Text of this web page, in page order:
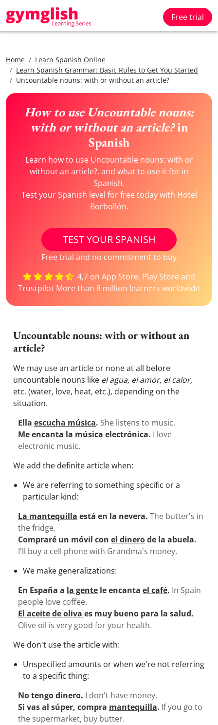
Free trial
Home
Learn Spanish Online
Learn Spanish Grammar: Basic Rules to Get You Started
Uncountable nouns: with or without an article?
How to use Uncountable nouns:
with or without an article?in
Spanish
Learn how to use Uncountable nouns: with or
without an article?, and what to use it for in
Spanish.
Test your Spanish level for free today with Hotel
Borbollón.
TEST YOUR SPANISH
Free trial and no commitment to buy
4,7 on App Store, Play Store and
Trustpilot More than 8 million learners worldwide
Uncountable nouns: with or without an
article?
We may use an article or none at all before
uncountable nouns like el agua, el amor, el calor,
etc. (water, love, heat, etc.), depending on the
situation.
Ella escucha música. She listens to music.
Meencanta la música electrónica. I love
electronic music.
We add the definite article when:
We are referring to something specific or a
particular kind:
La mantequilla está en la nevera. The butter's in
the fridge.
Compraré un móvil con el dinerode la abuela.
I'll buy a cell phone with Grandma's money.
We make generalizations:
En España a la gente le encanta el café. In Spain
people love coffee.
El aceite de oliva es muy bueno para la salud.
Olive oil is very good for your health.
We don't use the article with:
Unspecified amounts or when we're not referring
to a specific thing:
No tengodinero. I don't have money.
Si vas al súper, compra mantequilla. If you go to
the supermarket, buy butter.